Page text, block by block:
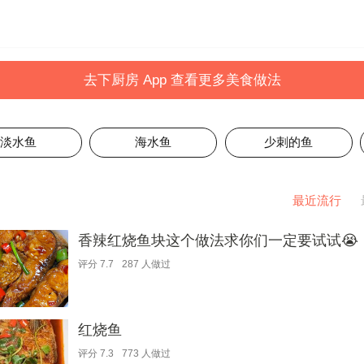
去下厨房 App 查看更多美食做法
淡水鱼 海水鱼 少刺的鱼
最近流行
香辣红烧鱼块这个做法求你们一定要试试😭
评分 7.7 287 人做过
红烧鱼
评分 7.3 773 人做过